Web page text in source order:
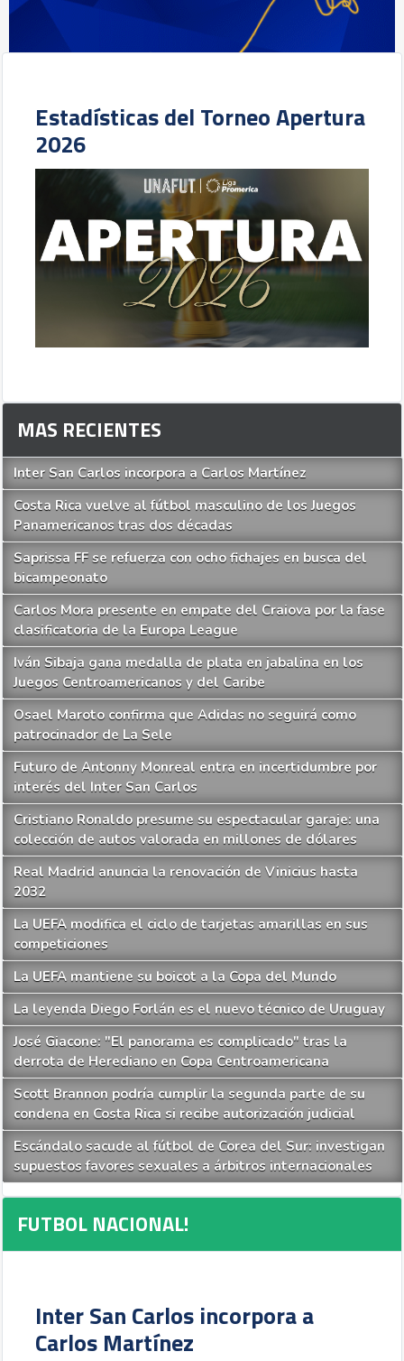
Estadísticas del Torneo Apertura
2026
MAS RECIENTES
Inter San Carlos incorpora a Carlos Martínez
Costa Rica vuelve al fútbol masculino de los Juegos
Panamericanos tras dos décadas
Saprissa FF se refuerza con ocho fichajes en busca del
bicampeonato
Carlos Mora presente en empate del Craiova por la fase
clasificatoria de la Europa League
Iván Sibaja gana medalla de plata en jabalina en los
Juegos Centroamericanos y del Caribe
Osael Maroto confirma que Adidas no seguirá como
patrocinador de La Sele
Futuro de Antonny Monreal entra en incertidumbre por
interés del Inter San Carlos
Cristiano Ronaldo presume su espectacular garaje: una
colección de autos valorada en millones de dólares
Real Madrid anuncia la renovación de Vinicius hasta
2032
La UEFA modifica el ciclo de tarjetas amarillas en sus
competiciones
La UEFA mantiene su boicot a la Copa del Mundo
La leyenda Diego Forlán es el nuevo técnico de Uruguay
José Giacone: "El panorama es complicado" tras la
derrota de Herediano en Copa Centroamericana
Scott Brannon podría cumplir la segunda parte de su
condena en Costa Rica si recibe autorización judicial
Escándalo sacude al fútbol de Corea del Sur: investigan
supuestos favores sexuales a árbitros internacionales
FUTBOL NACIONAL!
Inter San Carlos incorpora a
Carlos Martínez